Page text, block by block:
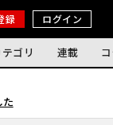
録 ログイン
ゴリ 連載